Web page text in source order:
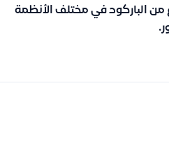
من الباركود في مختلف الأنظمة